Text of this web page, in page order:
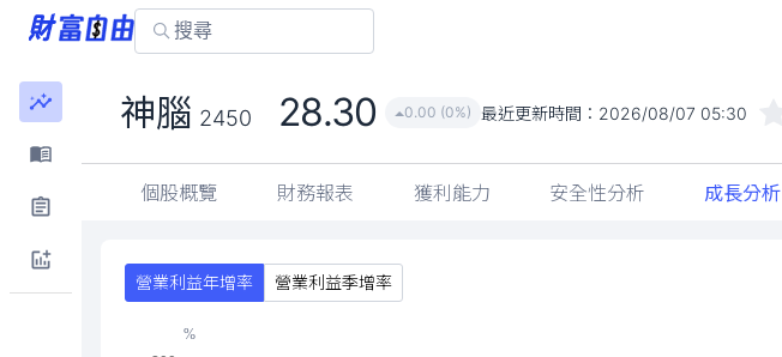
神腦 2450 28.30 0.00 (0%) 最近更新時間： 2026/08/07 05:30
個股概覽 財務報表 獲利能力 安全性分析 成長分析
營業利益年增率 營業利益季增率